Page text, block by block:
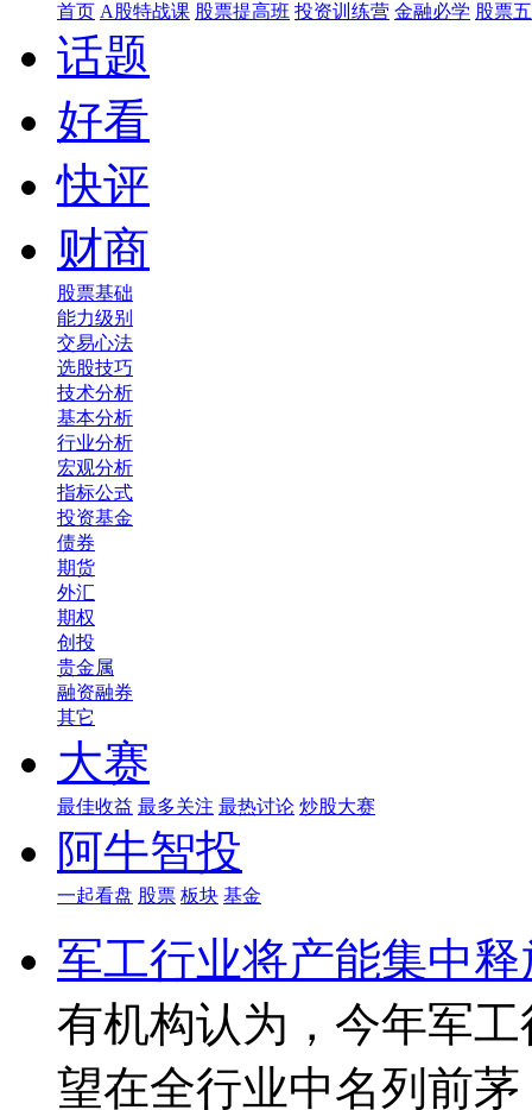
首页 A股特战课 股票提高班 投资训练营 金融必学 股票
话题
好看
快评
财商
股票基础
能力级别
交易心法
选股技巧
技术分析
基本分析
行业分析
宏观分析
指标公式
投资基金
债券
期货
外汇
期权
创投
贵金属
融资融券
其它
大赛
最佳收益 最多关注 最热讨论 炒股大赛
阿牛智投
一起看盘 股票 板块 基金
军工行业将产能集中释
有机构认为，今年军
望在全行业中名列前